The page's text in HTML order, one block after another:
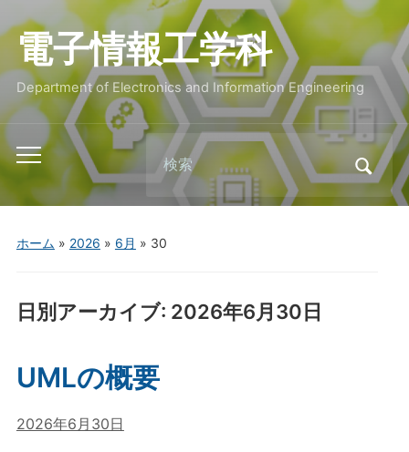
電子情報工学科
Department of Electronics and Information Engineering
Toggle
mobile
menu
Search
for:
ホーム » 2026 » 6月 » 30
日別アーカイブ: 2026年6月30日
UMLの概要
2026年6月30日